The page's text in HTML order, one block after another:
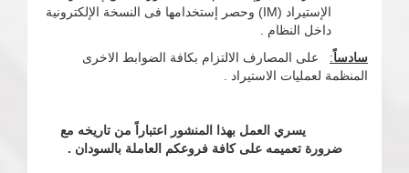
الإستيراد (IM) وحصر إستخدامها فى النسخة الإلكترونية
داخل النظام .
سادساً: على المصارف الالتزام بكافة الضوابط الاخرى
المنظمة لعمليات الاستيراد .
يسري العمل بهذا المنشور اعتباراً من تاريخه مع
ضرورة تعميمه على كافة فروعكم العاملة بالسودان .